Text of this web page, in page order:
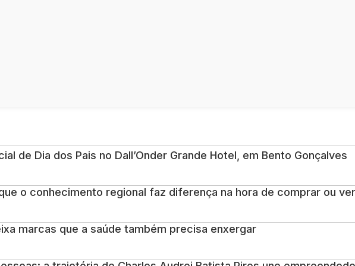
de Dia dos Pais no Dall’Onder Grande Hotel, em Bento Gonçalves
o conhecimento regional faz diferença na hora de comprar ou
marcas que a saúde também precisa enxergar